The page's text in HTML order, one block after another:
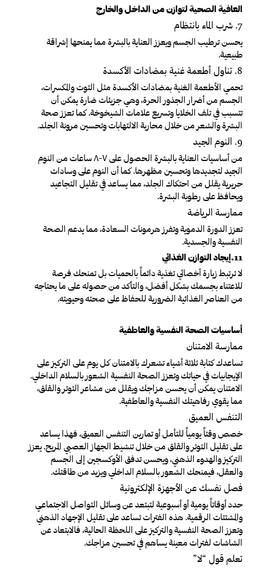
العافية الصحية لتوازن من الداخل والخارج
7. شرب الماء بانتظام
يحسن ترطيب الجسم ويعزز العناية بالبشرة مما يمنحها إشراقة
طبيعية.
8. تناول أطعمة غنية بمضادات الأكسدة
تحمي الأطعمة الغنية بمضادات الأكسدة مثل التوت والمكسرات،
الجسم من أضرار الجذور الحرة، وهي جزيئات ضارة يمكن أن
تتسبب في تلف الخلايا وتسريع علامات الشيخوخة. كما تعزز صحة
البشرة والشعر من خلال محاربة الالتهابات وتحسين مرونة الجلد.
9. النوم الجيد
من أساسيات العناية بالبشرة الحصول على ٧-٨ ساعات من النوم
الجيد لتجديدها وتحسين مظهرها. كما أن النوم على وسادات
حريرية يقلل من احتكاك الجلد، مما يساعد في تقليل التجاعيد
ويحافظ على رطوبة البشرة.
ممارسة الرياضة
تعزز الدورة الدموية وتفرز هرمونات السعادة، مما يدعم الصحة
النفسية والجسدية.
11.إيجاد التوازن الغذائي
لا ترتبط زيارة أخصائي تغذية دائماً بالحميات بل تمنحك فرصة
للاعتناء بجسمك بشكل أفضل، والتأكد من حصوله على ما يحتاجه
من العناصر الغذائية الضرورية للحفاظ على صحته وحيويته.
أساسيات الصحة النفسية والعاطفية
ممارسة الامتنان
تساعدك كتابة ثلاثة أشياء تشعرك بالامتنان كل يوم على التركيز على
الإيجابيات في حياتك وتعزز الصحة النفسية الشعور بالسلام الداخلي.
الامتنان يمكن أن يحسن مزاجك ويقلل من مشاعر التوتر والقلق،
مما يقوي رفاهيتك النفسية والعاطفية.
التنفس العميق
خصص وقتاً يومياً للتأمل أو تمارين التنفس العميق، فهذا يساعد
على تقليل التوتر والقلق من خلال تنشيط الجهاز العصبي المريح. يعزز
التركيز والهدوء الذهني، ويحسن تدفق الأوكسجين إلى الجسم
والعقل، فيمنحك الشعور بالسلام الداخلي ويزيد من طاقتك.
فصل نفسك عن الأجهزة الإلكترونية
حدد أوقاتاً يومية أو أسبوعية لتبتعد عن وسائل التواصل الاجتماعي
والمشتتات الرقمية. هذه الفترات تساعد على تقليل الإجهاد الذهني
وتعزز الصحة النفسية والتركيز على اللحظة الحالية، فالابتعاد عن
الشاشات لفترات معينة يساهم في تحسين مزاجك.
تعلم قول “لا”